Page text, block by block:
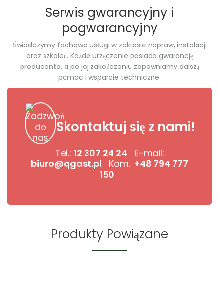
Serwis gwarancyjny i
pogwarancyjny
Świadczymy fachowe usługi w zakresie napraw, instalacji
oraz szkoleń. Każde urządzenie posiada gwarancję
producenta, a po jej zakończeniu zapewniamy dalszą
pomoc i wsparcie techniczne.
Skontaktuj się z nami!
Tel.: 12 307 24 24
E-mail:
biuro@qgast.pl
Kom.: +48 794 777
150
Produkty Powiązane